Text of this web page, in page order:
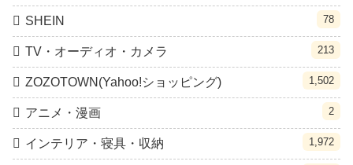
SHEIN 78
TV・オーディオ・カメラ 213
ZOZOTOWN(Yahoo!ショッピング) 1,502
アニメ・漫画 2
インテリア・寝具・収納 1,972